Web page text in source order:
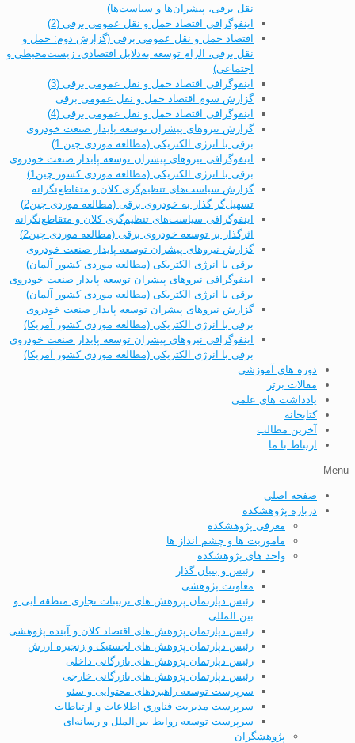
نقل برقی، پیشران‌ها و سیاست‌ها)
اینفوگرافی اقتصاد حمل و نقل عمومی برقی (2)
اقتصاد حمل و نقل عمومی برقی (گزارش دوم: حمل و
نقل برقی، الزام توسعه به‌دلایل اقتصادی، زیست‌محیطی و
اجتماعی)
اینفوگرافی اقتصاد حمل و نقل عمومی برقی (3)
گزارش سوم اقتصاد حمل و نقل عمومی برقی
اینفوگرافی اقتصاد حمل و نقل عمومی برقی (4)
گزارش نیروهای پیشران توسعه پایدار صنعت خودروی
برقی با انرژی الکتریکی (مطالعه موردی چین 1)
اینفوگرافی نیروهای پیشران توسعه پایدار صنعت خودروی
برقی با انرژی الکتریکی (مطالعه موردی کشور چین1)
گزارش سیاست‌های تنظیم‌گری کلان و متقاطع‌نگرانه
تسهیل‌گر گذار به خودروی برقی (مطالعه موردی چین2)
اینفوگرافی سیاست‌های تنظیم‌گری کلان و متقاطع‌نگرانه
اثرگذار بر توسعه خودروی برقی (مطالعه موردی چین2)
گزارش نیروهای پیشران توسعه پایدار صنعت خودروی
برقی با انرژی الکتریکی (مطالعه موردی کشور آلمان)
اینفوگرافی نیروهای پیشران توسعه پایدار صنعت خودروی
برقی با انرژی الکتریکی (مطالعه موردی کشور آلمان)
گزارش نیروهای پیشران توسعه پایدار صنعت خودروی
برقی با انرژی الکتریکی (مطالعه موردی کشور آمریکا)
اینفوگرافی نیروهای پیشران توسعه پایدار صنعت خودروی
برقی با انرژی الکتریکی (مطالعه موردی کشور آمریکا)
دوره های آموزشی
مقالات برتر
یادداشت های علمی
کتابخانه
آخرین مطالب
ارتباط با ما
Menu
صفحه اصلی
درباره پژوهشکده
معرفی پژوهشکده
ماموریت ها و چشم انداز ها
واحد های پژوهشکده
رئیس و بنیان گذار
معاونت پژوهشی
رئیس دپارتمان پژوهش های ترتیبات تجاری منطقه ایی و
بین المللی
رئیس دپارتمان پژوهش های اقتصاد کلان و آینده پژوهشی
رئیس دپارتمان پژوهش های لجستیک و زنجیره ارزش
رئیس دپارتمان پژوهش های بازرگانی داخلی
رئیس دپارتمان پژوهش های بازرگانی خارجی
سرپرست توسعه راهبردهای محتوایی و سئو
سرپرست مديریت فناوري اطلاعات و ارتباطات
سرپرست توسعه روابط بین‌الملل و رسانه‌ای
پژوهشگران